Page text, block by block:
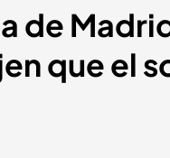
de
que el